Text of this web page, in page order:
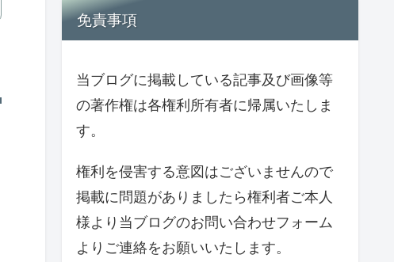
免責事項
当ブログに掲載している記事及び画像等
の著作権は各権利所有者に帰属いたしま
す。
権利を侵害する意図はございませんので
掲載に問題がありましたら権利者ご本人
様より当ブログのお問い合わせフォーム
よりご連絡をお願いいたします。